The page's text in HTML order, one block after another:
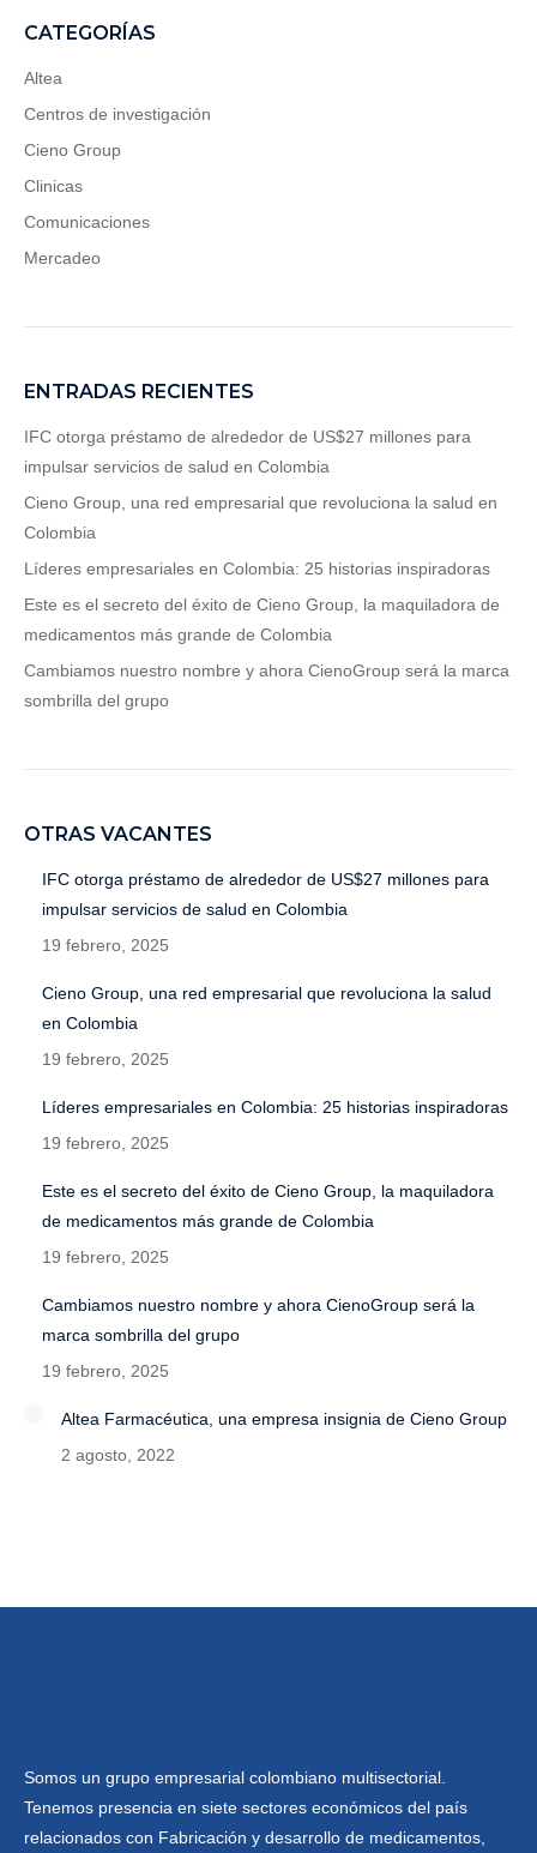
CATEGORÍAS
Altea
Centros de investigación
Cieno Group
Clinicas
Comunicaciones
Mercadeo
ENTRADAS RECIENTES
IFC otorga préstamo de alrededor de US$27 millones para
impulsar servicios de salud en Colombia
Cieno Group, una red empresarial que revoluciona la salud en
Colombia
Líderes empresariales en Colombia: 25 historias inspiradoras
Este es el secreto del éxito de Cieno Group, la maquiladora de
medicamentos más grande de Colombia
Cambiamos nuestro nombre y ahora CienoGroup será la marca
sombrilla del grupo
OTRAS VACANTES
IFC otorga préstamo de alrededor de US$27 millones para
impulsar servicios de salud en Colombia
19 febrero, 2025
Cieno Group, una red empresarial que revoluciona la salud
en Colombia
19 febrero, 2025
Líderes empresariales en Colombia: 25 historias inspiradoras
19 febrero, 2025
Este es el secreto del éxito de Cieno Group, la maquiladora
de medicamentos más grande de Colombia
19 febrero, 2025
Cambiamos nuestro nombre y ahora CienoGroup será la
marca sombrilla del grupo
19 febrero, 2025
Altea Farmacéutica, una empresa insignia de Cieno Group
2 agosto, 2022
Somos un grupo empresarial colombiano multisectorial.
Tenemos presencia en siete sectores económicos del país
relacionados con Fabricación y desarrollo de medicamentos,